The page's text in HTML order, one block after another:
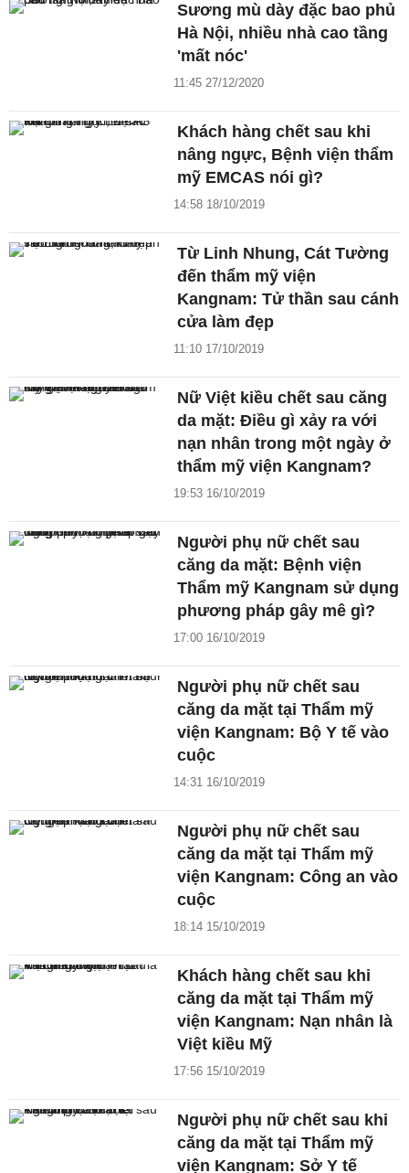
Sương mù dày đặc bao phủ
Hà Nội, nhiều nhà cao tầng
'mất nóc'
11:45 27/12/2020
Khách hàng chết sau khi
nâng ngực, Bệnh viện thẩm
mỹ EMCAS nói gì?
14:58 18/10/2019
Từ Linh Nhung, Cát Tường
đến thẩm mỹ viện
Kangnam: Tử thần sau cánh
cửa làm đẹp
11:10 17/10/2019
Nữ Việt kiều chết sau căng
da mặt: Điều gì xảy ra với
nạn nhân trong một ngày ở
thẩm mỹ viện Kangnam?
19:53 16/10/2019
Người phụ nữ chết sau
căng da mặt: Bệnh viện
Thẩm mỹ Kangnam sử dụng
phương pháp gây mê gì?
17:00 16/10/2019
Người phụ nữ chết sau
căng da mặt tại Thẩm mỹ
viện Kangnam: Bộ Y tế vào
cuộc
14:31 16/10/2019
Người phụ nữ chết sau
căng da mặt tại Thẩm mỹ
viện Kangnam: Công an vào
cuộc
18:14 15/10/2019
Khách hàng chết sau khi
căng da mặt tại Thẩm mỹ
viện Kangnam: Nạn nhân là
Việt kiều Mỹ
17:56 15/10/2019
Người phụ nữ chết sau khi
căng da mặt tại Thẩm mỹ
viện Kangnam: Sở Y tế